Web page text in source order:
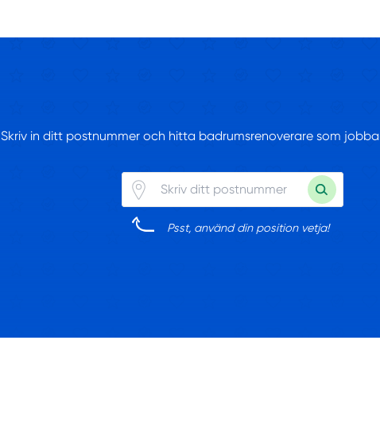
Skriv in ditt postnummer och hitta badrumsrenoverare som
Psst, använd din position vetja!